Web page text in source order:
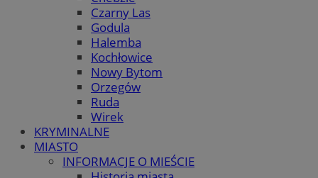
Czarny Las
Godula
Halemba
Kochłowice
Nowy Bytom
Orzegów
Ruda
Wirek
KRYMINALNE
MIASTO
INFORMACJE O MIEŚCIE